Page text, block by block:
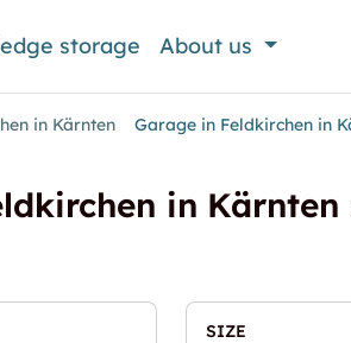
storage About us
in Kärnten Garage in Feldkirchen in
in Kärnten
SIZE